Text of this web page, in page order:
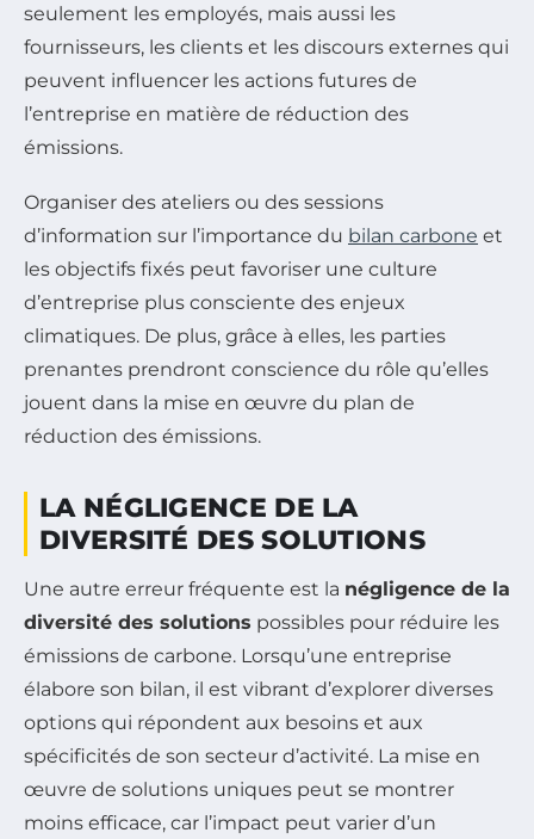
seulement les employés, mais aussi les
fournisseurs, les clients et les discours externes qui
peuvent influencer les actions futures de
l’entreprise en matière de réduction des
émissions.
Organiser des ateliers ou des sessions
d’information sur l’importance du bilan carbone et
les objectifs fixés peut favoriser une culture
d’entreprise plus consciente des enjeux
climatiques. De plus, grâce à elles, les parties
prenantes prendront conscience du rôle qu’elles
jouent dans la mise en œuvre du plan de
réduction des émissions.
LA NÉGLIGENCE DE LA
DIVERSITÉ DES SOLUTIONS
Une autre erreur fréquente est la négligence de la
diversité des solutions possibles pour réduire les
émissions de carbone. Lorsqu’une entreprise
élabore son bilan, il est vibrant d’explorer diverses
options qui répondent aux besoins et aux
spécificités de son secteur d’activité. La mise en
œuvre de solutions uniques peut se montrer
moins efficace, car l’impact peut varier d’un